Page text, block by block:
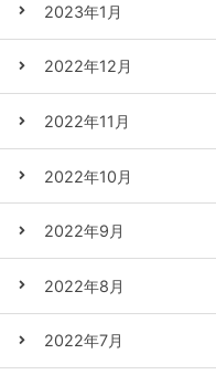
2023年1月
2022年12月
2022年11月
2022年10月
2022年9月
2022年8月
2022年7月